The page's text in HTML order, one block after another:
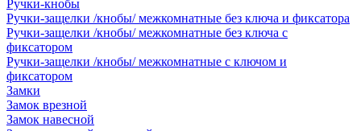
Ручки-кнобы
Ручки-защелки /кнобы/ межкомнатные без ключа и фиксатора
Ручки-защелки /кнобы/ межкомнатные без ключа с
фиксатором
Ручки-защелки /кнобы/ межкомнатные с ключом и
фиксатором
Замки
Замок врезной
Замок навесной